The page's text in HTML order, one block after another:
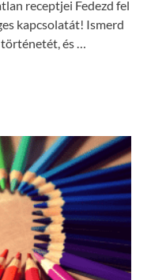
receptjei Fedezd fel
kapcsolatát! Ismerd
történetét, és …